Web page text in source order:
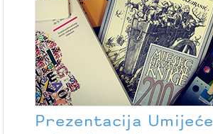
Prezentacija Umijeće